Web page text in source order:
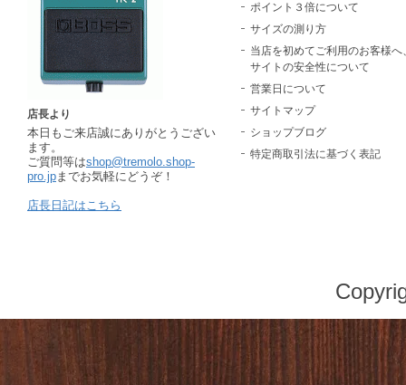
店長より
本日もご来店誠にありがとうござい
ます。
ご質問等はshop@tremolo.shop-
pro.jp までお気軽にどうぞ！
店長日記はこちら
ポイント３倍について
サイズの測り方
当店を初めてご利用のお客様へ
サイトの安全性について
営業日について
サイトマップ
ショップブログ
特定商取引法に基づく表記